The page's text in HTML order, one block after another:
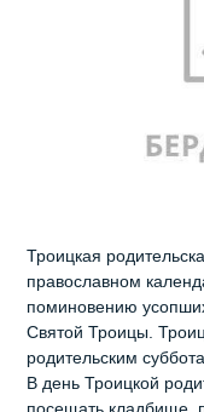
Троицкая
православном
поминовению
Святой Троицы.
родительским
В день Троицкой